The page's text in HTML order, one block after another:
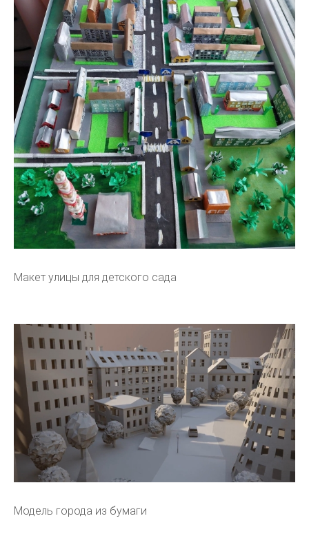
Макет улицы для детского сада
Модель города из бумаги